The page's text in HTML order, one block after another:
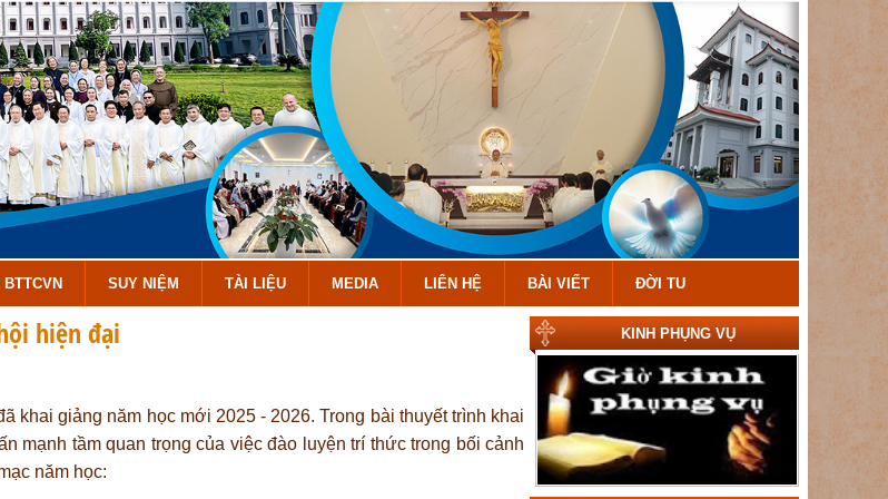
SUY NIỆM TÀI LIỆU MEDIA LIÊN HỆ BÀI VIẾT ĐỜI TU
hiện đại
khai giảng năm học mới 2025 - 2026. Trong bài thuyết trình khai
mạnh tầm quan trọng của việc đào luyện trí thức trong bối cảnh
năm học:
KINH PHỤNG VỤ